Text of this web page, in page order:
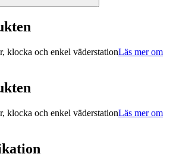
klocka och enkel väderstationLäs mer om
klocka och enkel väderstationLäs mer om